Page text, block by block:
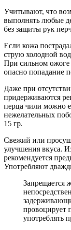
Учитывают, что
выполнять любые
без защиты рук
Если кожа
струю холодной
При сильном ожоге
опасно попадание
Даже при
придерживаются
перца чили можно
нежелательных
15 гр.
Свежий или
улучшения вкуса.
рекомендуется
Употребляют
Запрещается
провоцирует
употреблять